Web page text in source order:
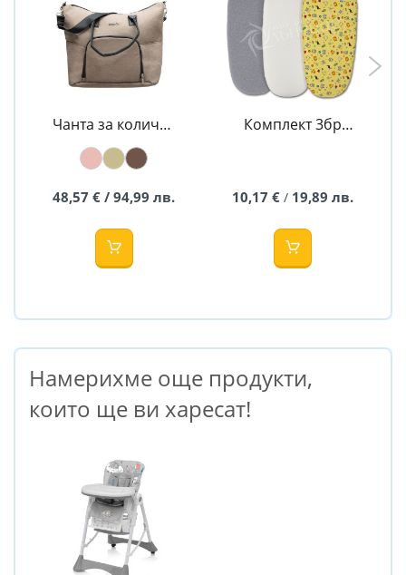
Чанта за количка
Espiro
48,57 € / 94,99 лв.
Комплект 3бр
10,17 €/ 19,89 лв.
Намерихме още продукти,
които ще ви харесат!